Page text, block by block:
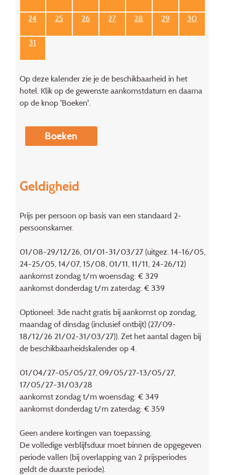
24 25 26 27 28 29 30
31
Op deze kalender zie je de beschikbaarheid in het
hotel. Klik op de gewenste aankomstdatum en daarna
op de knop 'Boeken'.
Boeken
Geldigheid
Prijs per persoon op basis van een standaard 2-
persoonskamer.
01/08-29/12/26, 01/01-31/03/27 (uitgez. 14-16/05,
24-25/05, 14/07, 15/08, 01/11, 11/11, 24-26/12)
aankomst zondag t/m woensdag: € 329
aankomst donderdag t/m zaterdag: € 339
Optioneel: 3de nacht gratis bij aankomst op zondag,
maandag of dinsdag (inclusief ontbijt) (27/09-
18/12/26 21/02-31/03/27)). Zet het aantal dagen bij
de beschikbaarheidskalender op 4.
01/04/27-05/05/27, 09/05/27-13/05/27,
17/05/27-31/03/28
aankomst zondag t/m woensdag: € 349
aankomst donderdag t/m zaterdag: € 359
Geen andere kortingen van toepassing.
De volledige verblijfsduur moet binnen de opgegeven
periode vallen (bij overlapping van 2 prijsperiodes
geldt de duurste periode).